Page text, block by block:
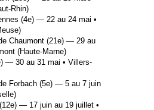
Rhin)
(4e) — 22 au 24 mai •
Chaumont (21e) — 29 au
(Haute-Marne)
— 30 au 31 mai • Villers-
Forbach (5e) — 5 au 7 juin
— 17 juin au 19 juillet •